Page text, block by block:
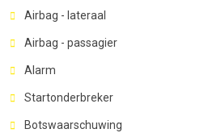
Airbag - lateraal
Airbag - passagier
Alarm
Startonderbreker
Botswaarschuwing